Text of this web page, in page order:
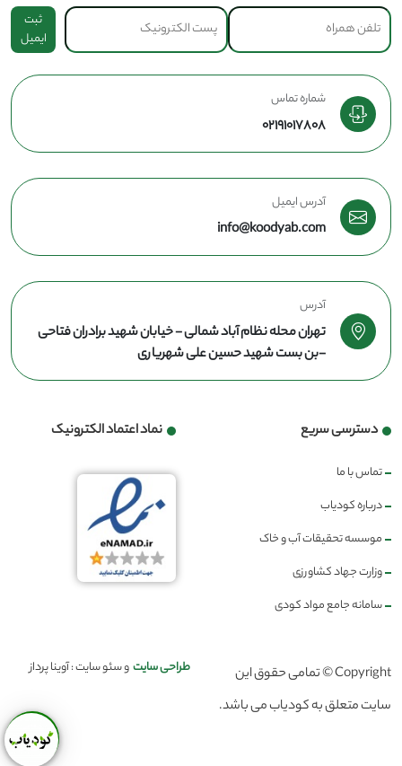
ثبت
ایمیل
شماره تماس
02191017808
آدرس ایمیل
info@koodyab.com
آدرس
تهران محله نظام آباد شمالی - خیابان شهید برادران فتاحی
-بن بست شهید حسین علی شهریاری
دسترسی سریع
تماس با ما
درباره کودیاب
موسسه تحقیقات آب و خاک
وزارت جهاد کشاورزی
سامانه جامع مواد کودی
نماد اعتماد الکترونیک
Copyright © تمامی حقوق این
سایت متعلق به کودیاب می باشد.
طراحی سایتو سئو سایت : آوینا پرداز